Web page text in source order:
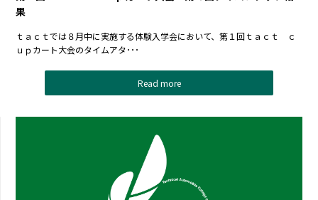
果
ｔａｃｔでは８月中に実施する体験入学会において、第１回ｔａｃｔ ｃ
ｕｐカート大会のタイムアタ･･･
Read more